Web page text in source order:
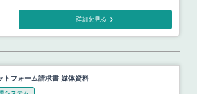
詳細を見る
トフォーム請求書 媒体資料